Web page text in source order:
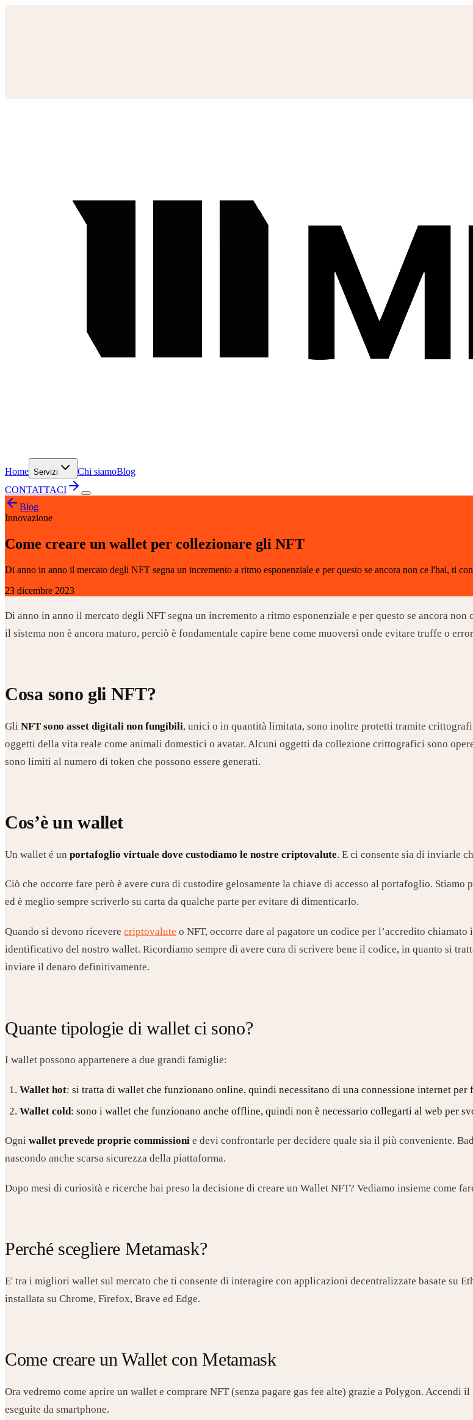
Home Servizi Chi siamoBlog
CONTATTACI
Blog
Innovazione
Come creare un wallet per collezionare gli NFT
Di anno in anno il mercato degli NFT segna un incremento a ritmo esponenziale e per questo se ancora non ce l'hai, ti
23 dicembre 2023
Di anno in anno il mercato degli NFT segna un incremento a ritmo esponenziale e per questo se ancora
il sistema non è ancora maturo, perciò è fondamentale capire bene come muoversi onde evitare truffe o
Cosa sono gli NFT?
Gli NFT sono asset digitali non fungibili, unici o in quantità limitata, sono inoltre protetti tramite
oggetti della vita reale come animali domestici o avatar. Alcuni oggetti da collezione crittografici sono
sono limiti al numero di token che possono essere generati.
Cos’è un wallet
Un wallet é un portafoglio virtuale dove custodiamo le nostre criptovalute. E ci consente sia di inviarle
Ciò che occorre fare però è avere cura di custodire gelosamente la chiave di accesso al portafoglio.
ed è meglio sempre scriverlo su carta da qualche parte per evitare di dimenticarlo.
Quando si devono ricevere criptovalute o NFT, occorre dare al pagatore un codice per l’accredito
identificativo del nostro wallet. Ricordiamo sempre di avere cura di scrivere bene il codice, in quanto si
inviare il denaro definitivamente.
Quante tipologie di wallet ci sono?
I wallet possono appartenere a due grandi famiglie:
Wallet hot: si tratta di wallet che funzionano online, quindi necessitano di una connessione internet per
Wallet cold: sono i wallet che funzionano anche offline, quindi non è necessario collegarti al web per
Ogni wallet prevede proprie commissioni e devi confrontarle per decidere quale sia il più conveniente.
nascondo anche scarsa sicurezza della piattaforma.
Dopo mesi di curiosità e ricerche hai preso la decisione di creare un Wallet NFT? Vediamo insieme come
Perché scegliere Metamask?
E' tra i migliori wallet sul mercato che ti consente di interagire con applicazioni decentralizzate basate su
installata su Chrome, Firefox, Brave ed Edge.
Come creare un Wallet con Metamask
Ora vedremo come aprire un wallet e comprare NFT (senza pagare gas fee alte) grazie a Polygon. Accendi
eseguite da smartphone.